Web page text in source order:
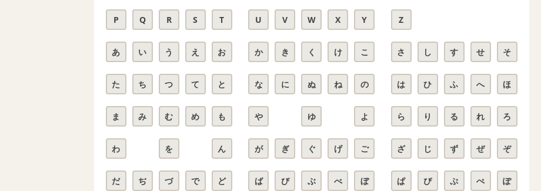
P Q R S T U V W X Y Z
あ い う え お か き く け こ さ し す せ そ
た ち つ て と な に ぬ ね の は ひ ふ へ ほ
ま み む め も や ゆ よ ら り る れ ろ
わ を ん が ぎ ぐ げ ご ざ じ ず ぜ ぞ
だ ぢ づ で ど ば び ぶ べ ぼ ぱ ぴ ぷ ぺ ぽ